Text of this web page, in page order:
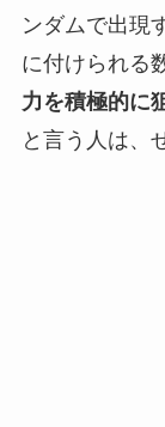
ンダムで出現
に付けられる
力を積極的に
と言う人は、